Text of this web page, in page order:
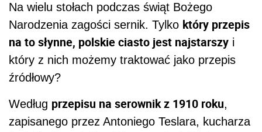
Na wielu stołach podczas świąt Bożego
Narodzenia zagości sernik. Tylko który przepis
na to słynne, polskie ciasto jest najstarszy i
który z nich możemy traktować jako przepis
źródłowy?
Według przepisu na serownik z 1910 roku,
zapisanego przez Antoniego Teslara, kucharza